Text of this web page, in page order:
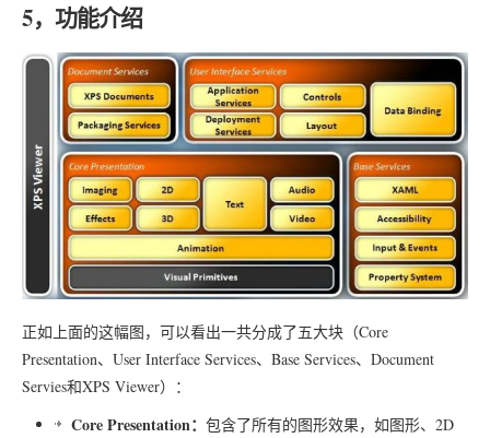
5，功能介绍
正如上面的这幅图，可以看出一共分成了五大块（Core
Presentation、User Interface Services、Base Services、Document
Servies和XPS Viewer）：
Core Presentation： 包含了所有的图形效果，如图形、2D